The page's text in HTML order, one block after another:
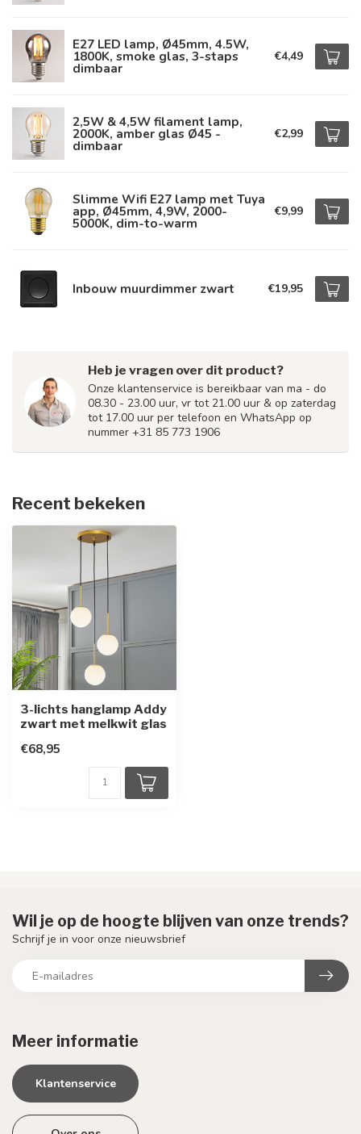
E27 LED lamp, Ø45mm, 4.5W,
1800K, smoke glas, 3-staps
dimbaar
€4,49
2,5W & 4,5W filament lamp,
2000K, amber glas Ø45 -
dimbaar
€2,99
Slimme Wifi E27 lamp met Tuya
app, Ø45mm, 4,9W, 2000-
5000K, dim-to-warm
€9,99
Inbouw muurdimmer zwart €19,95
Heb je vragen over dit product?
Onze klantenservice is bereikbaar van ma - do
08.30 - 23.00 uur, vr tot 21.00 uur & op zaterdag
tot 17.00 uur per telefoon en WhatsApp op
nummer +31 85 773 1906
Recent bekeken
3-lichts hanglamp Addy
zwart met melkwit glas
€68,95
Meer informatie
Klantenservice
Wil je op de hoogte blijven van onze trends?
Schrijf je in voor onze nieuwsbrief